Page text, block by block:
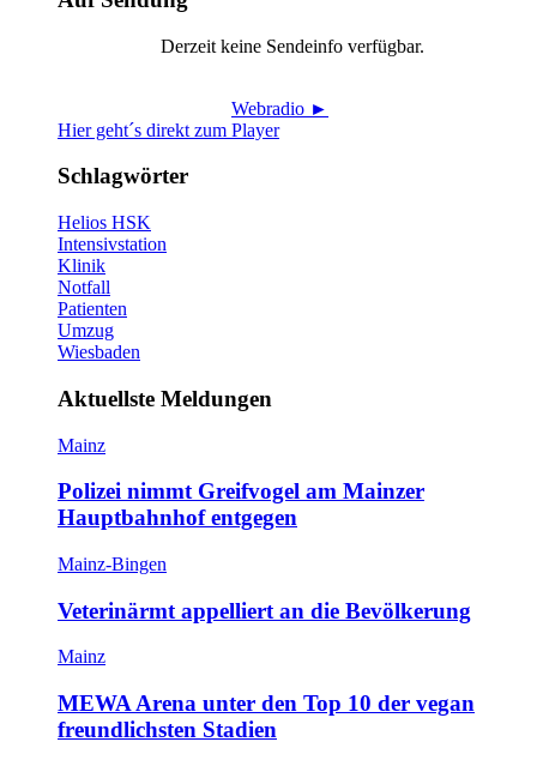
Derzeit keine Sendeinfo verfügbar.
Webradio ►
Hier geht´s direkt zum Player
Schlagwörter
Helios HSK
Intensivstation
Klinik
Notfall
Patienten
Umzug
Wiesbaden
Aktuellste Meldungen
Mainz
Polizei nimmt Greifvogel am Mainzer
Hauptbahnhof entgegen
Mainz-Bingen
Veterinärmt appelliert an die Bevölkerung
Mainz
MEWA Arena unter den Top 10 der vegan
freundlichsten Stadien